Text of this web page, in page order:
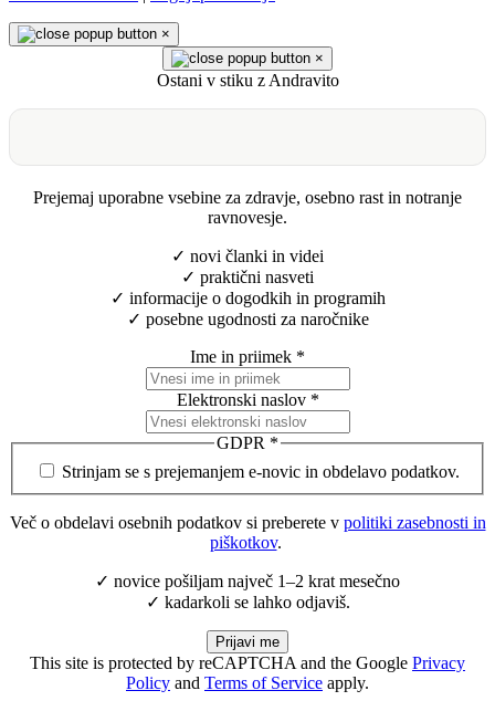
×
×
Ostani v stiku z Andravito
Prejemaj uporabne vsebine za zdravje, osebno rast in notranje
ravnovesje.
✓ novi članki in videi
✓ praktični nasveti
✓ informacije o dogodkih in programih
✓ posebne ugodnosti za naročnike
Ime in priimek *
Elektronski naslov *
GDPR *
Strinjam se s prejemanjem e-novic in obdelavo podatkov.
Več o obdelavi osebnih podatkov si preberete v politiki zasebnosti in
piškotkov.
✓ novice pošiljam največ 1–2 krat mesečno
✓ kadarkoli se lahko odjaviš.
Prijavi me
This site is protected by reCAPTCHA and the Google Privacy
Policy and Terms of Service apply.